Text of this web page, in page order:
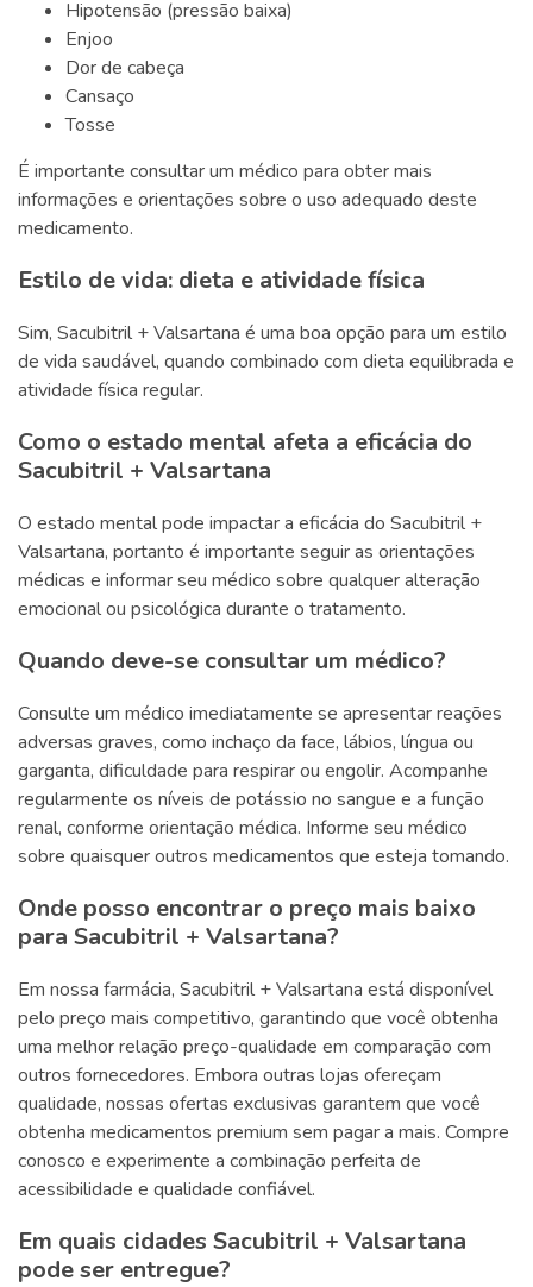
Hipotensão (pressão baixa)
Enjoo
Dor de cabeça
Cansaço
Tosse
É importante consultar um médico para obter mais
informações e orientações sobre o uso adequado deste
medicamento.
Estilo de vida: dieta e atividade física
Sim, Sacubitril + Valsartana é uma boa opção para um estilo
de vida saudável, quando combinado com dieta equilibrada e
atividade física regular.
Como o estado mental afeta a eficácia do
Sacubitril + Valsartana
O estado mental pode impactar a eficácia do Sacubitril +
Valsartana, portanto é importante seguir as orientações
médicas e informar seu médico sobre qualquer alteração
emocional ou psicológica durante o tratamento.
Quando deve-se consultar um médico?
Consulte um médico imediatamente se apresentar reações
adversas graves, como inchaço da face, lábios, língua ou
garganta, dificuldade para respirar ou engolir. Acompanhe
regularmente os níveis de potássio no sangue e a função
renal, conforme orientação médica. Informe seu médico
sobre quaisquer outros medicamentos que esteja tomando.
Onde posso encontrar o preço mais baixo
para Sacubitril + Valsartana?
Em nossa farmácia, Sacubitril + Valsartana está disponível
pelo preço mais competitivo, garantindo que você obtenha
uma melhor relação preço-qualidade em comparação com
outros fornecedores. Embora outras lojas ofereçam
qualidade, nossas ofertas exclusivas garantem que você
obtenha medicamentos premium sem pagar a mais. Compre
conosco e experimente a combinação perfeita de
acessibilidade e qualidade confiável.
Em quais cidades Sacubitril + Valsartana
pode ser entregue?